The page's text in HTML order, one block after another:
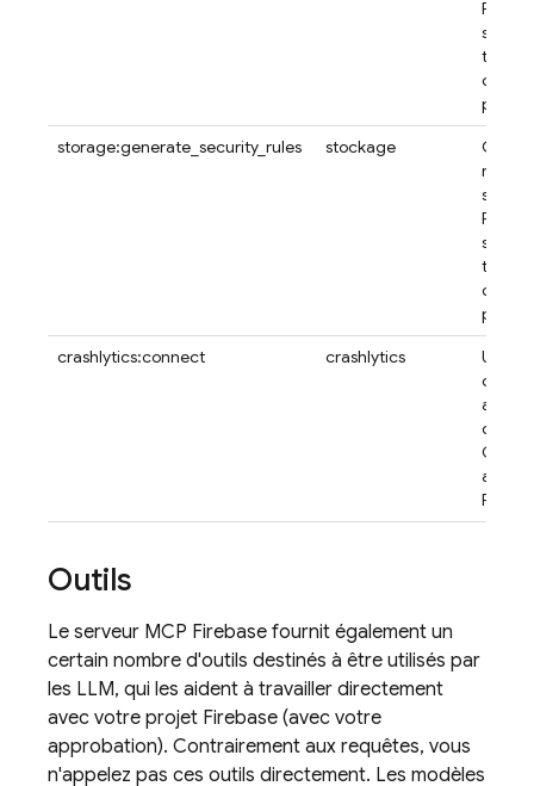
tests
pour
storage:generate_security_rules
stockage
règles
tests
pour
crashlytics:connect
crashlytics
Outils
Le serveur MCP Firebase fournit également un
certain nombre d'outils destinés à être utilisés par
les LLM, qui les aident à travailler directement
avec votre projet Firebase (avec votre
approbation). Contrairement aux requêtes, vous
n'appelez pas ces outils directement. Les modèles